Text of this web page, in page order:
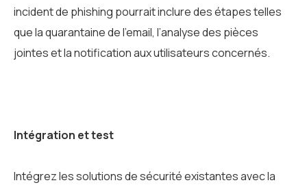
incident de phishing pourrait inclure des étapes telles
que la quarantaine de l’email, l’analyse des pièces
jointes et la notification aux utilisateurs concernés.
Intégration et test
Intégrez les solutions de sécurité existantes avec la